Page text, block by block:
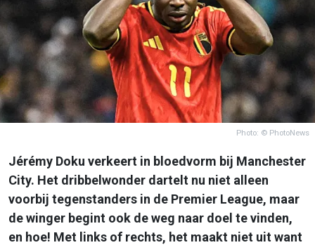
Photo: © PhotoNews
Jérémy Doku verkeert in bloedvorm bij Manchester
City. Het dribbelwonder dartelt nu niet alleen
voorbij tegenstanders in de Premier League, maar
de winger begint ook de weg naar doel te vinden,
en hoe! Met links of rechts, het maakt niet uit want